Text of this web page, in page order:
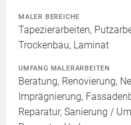
MALER BEREICHE
Tapezierarbeiten,
Trockenbau, Laminat
UMFANG MALERARBEITEN
Beratung, Renovierung,
Imprägnierung,
Reparatur, Sanierung /